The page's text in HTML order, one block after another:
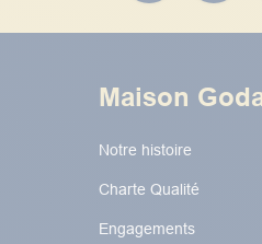
Maison
Notre histoire
Charte Qualité
Engagements